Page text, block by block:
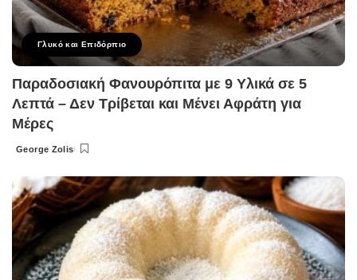
Γλυκό και Επιδόρπιο
Παραδοσιακή Φανουρόπιτα με 9 Υλικά σε 5
Λεπτά – Δεν Τρίβεται και Μένει Αφράτη για
Μέρες
Posted
George Zolis